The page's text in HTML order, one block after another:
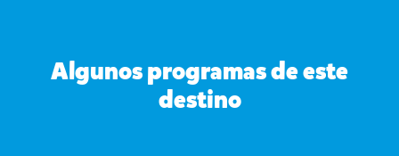
Algunos programas de este
destino